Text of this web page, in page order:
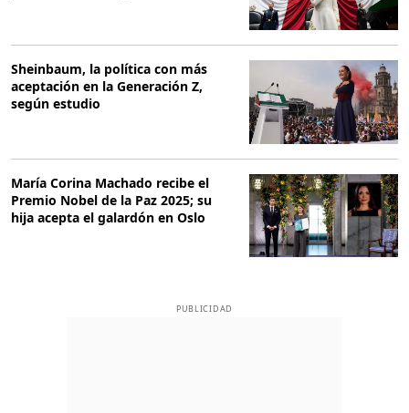
Sheinbaum, la política con más
aceptación en la Generación Z,
según estudio
María Corina Machado recibe el
Premio Nobel de la Paz 2025; su
hija acepta el galardón en Oslo
PUBLICIDAD